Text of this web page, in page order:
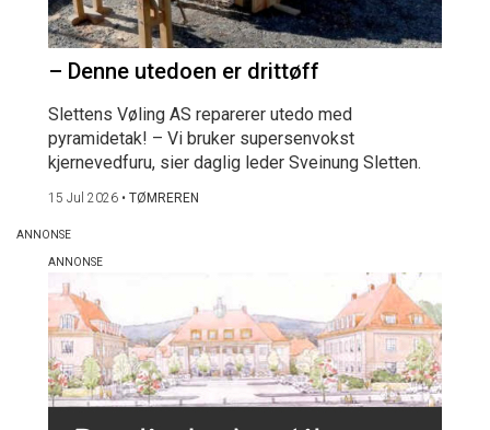
– Denne utedoen er drittøff
Slettens Vøling AS reparerer utedo med
pyramidetak! – Vi bruker supersenvokst
kjernevedfuru, sier daglig leder Sveinung Sletten.
15 Jul 2026 • TØMREREN